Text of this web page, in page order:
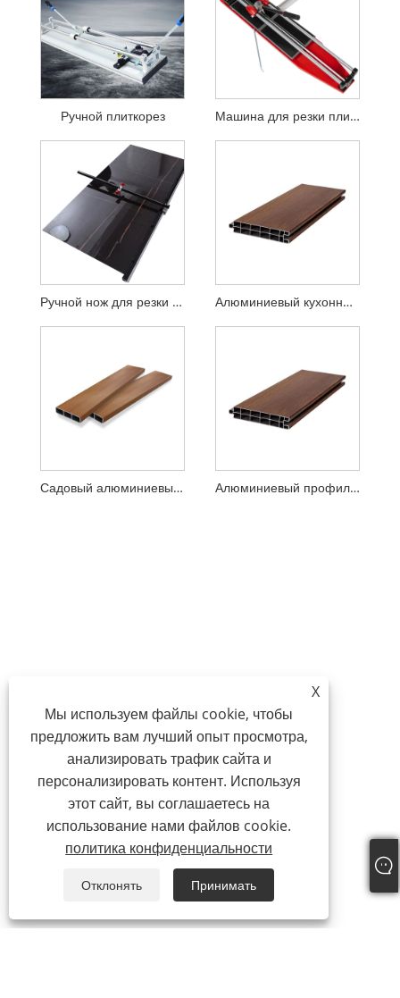
Ручной плиткорез Машина для резки плитки
Ручной нож для резки плитки Алюминиевый кухонный шкаф
Садовый алюминиевый профиль, черный металлический столб, железный забор Алюминиевый профильный забор
X
Мы используем файлы cookie, чтобы
предложить вам лучший опыт просмотра,
анализировать трафик сайта и
персонализировать контент. Используя
этот сайт, вы соглашаетесь на
использование нами файлов cookie.
политика конфиденциальности
Отклонять Принимать